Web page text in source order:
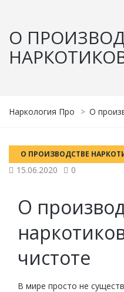
О
Наркология Про > О
О ПРОИЗВОДСТВЕ
15.06.2020 0
О
чистоте
В мире просто не